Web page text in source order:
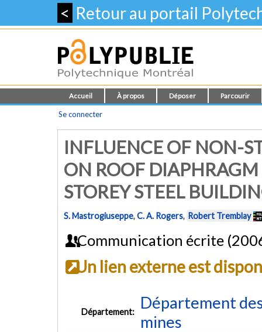
< Retour au portail
Accueil À propos Déposer Parcourir
Se connecter
INFLUENCE OF NON-
ON ROOF DIAPHRAGM
STOREY STEEL
S. Mastrogiuseppe,C. A. Rogers, Robert Tremblay
Communication écrite
Un lien externe est
Département:
Département
mines